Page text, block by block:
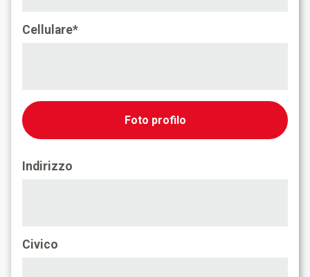
Cellulare*
Foto profilo
Indirizzo
Civico